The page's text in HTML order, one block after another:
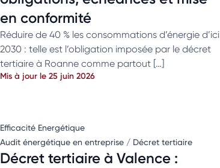
en conformité
Réduire de 40 % les consommations d’énergie d’ici
2030 : telle est l’obligation imposée par le décret
tertiaire à Roanne comme partout […]
Mis à jour le 25 juin 2026
Efficacité Energétique
Audit énergétique en entreprise / Décret tertiaire
Décret tertiaire à Valence :